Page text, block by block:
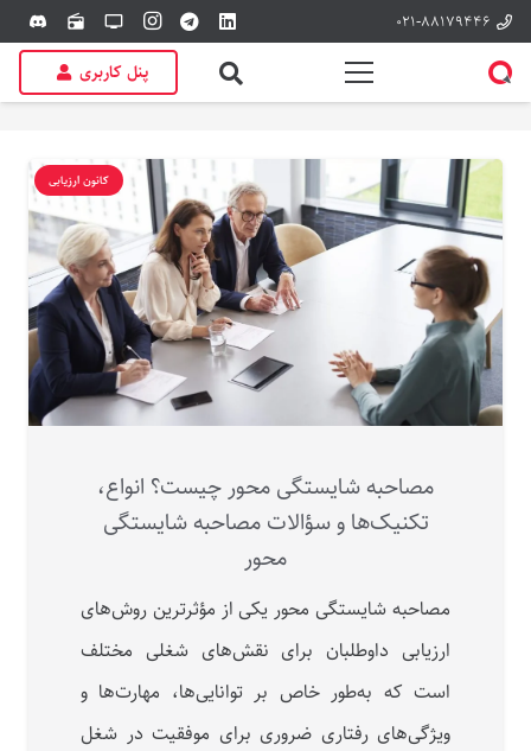
۰۲۱-۸۸۱۷۹۴۴۶ tv
radio
discord
پنل کاربری
کانون ارزیابی
مصاحبه شایستگی محور چیست؟ انواع،
تکنیک‌ها و سؤالات مصاحبه شایستگی
محور
مصاحبه شایستگی‌ محور یکی از مؤثرترین روش‌های
ارزیابی داوطلبان برای نقش‌های شغلی مختلف
است که به‌طور خاص بر توانایی‌ها، مهارت‌ها و
ویژگی‌های رفتاری ضروری برای موفقیت در شغل